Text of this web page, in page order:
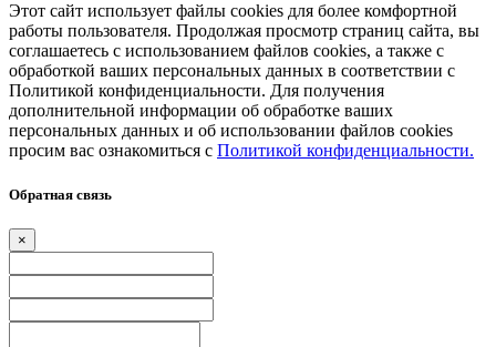
Этот сайт использует файлы cookies для более комфортной
работы пользователя. Продолжая просмотр страниц сайта, вы
соглашаетесь с использованием файлов cookies, а также с
обработкой ваших персональных данных в соответствии с
Политикой конфиденциальности. Для получения
дополнительной информации об обработке ваших
персональных данных и об использовании файлов cookies
просим вас ознакомиться с Политикой конфиденциальности.
Обратная связь
×